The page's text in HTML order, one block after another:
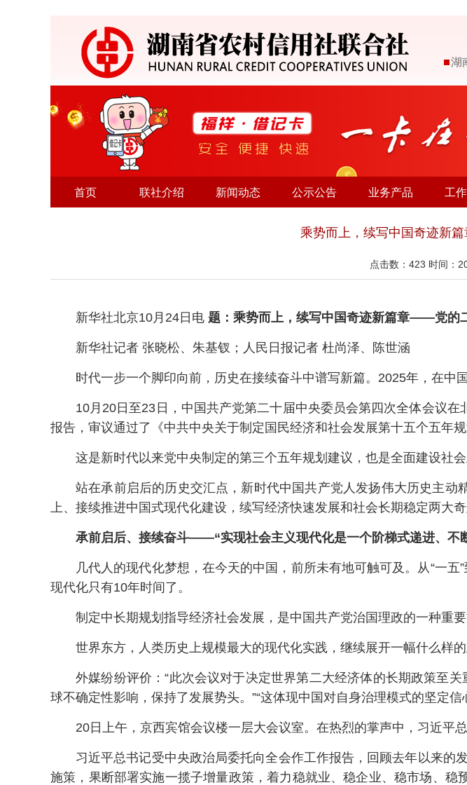
湖
首页 联社介绍 新闻动态 公示公告 业务产品 工
乘势而上，续写中国奇迹新
点击数： 423 时间：
新华社北京10月24日电 题：乘势而上，续写中国奇迹新篇章——党的
新华社记者 张晓松、朱基钗；人民日报记者 杜尚泽、陈世涵
时代一步一个脚印向前，历史在接续奋斗中谱写新篇。2025年，在中
10月20日至23日，中国共产党第二十届中央委员会第四次全体会议
报告，审议通过了《中共中央关于制定国民经济和社会发展第十五个五年
这是新时代以来党中央制定的第三个五年规划建议，也是全面建设社
站在承前启后的历史交汇点，新时代中国共产党人发扬伟大历史主
上、接续推进中国式现代化建设，续写经济快速发展和社会长期稳定两大奇
承前启后、接续奋斗——“实现社会主义现代化是一个阶梯式递进、不
几代人的现代化梦想，在今天的中国，前所未有地可触可及。从“一
现代化只有10年时间了。
制定中长期规划指导经济社会发展，是中国共产党治国理政的一种重
世界东方，人类历史上规模最大的现代化实践，继续展开一幅什么样
外媒纷纷评价：“此次会议对于决定世界第二大经济体的长期政策至
球不确定性影响，保持了发展势头。”“这体现中国对自身治理模式的坚定
20日上午，京西宾馆会议楼一层大会议室。在热烈的掌声中，习近平
习近平总书记受中央政治局委托向全会作工作报告，回顾去年以来的
施策，果断部署实施一揽子增量政策，着力稳就业、稳企业、稳市场、